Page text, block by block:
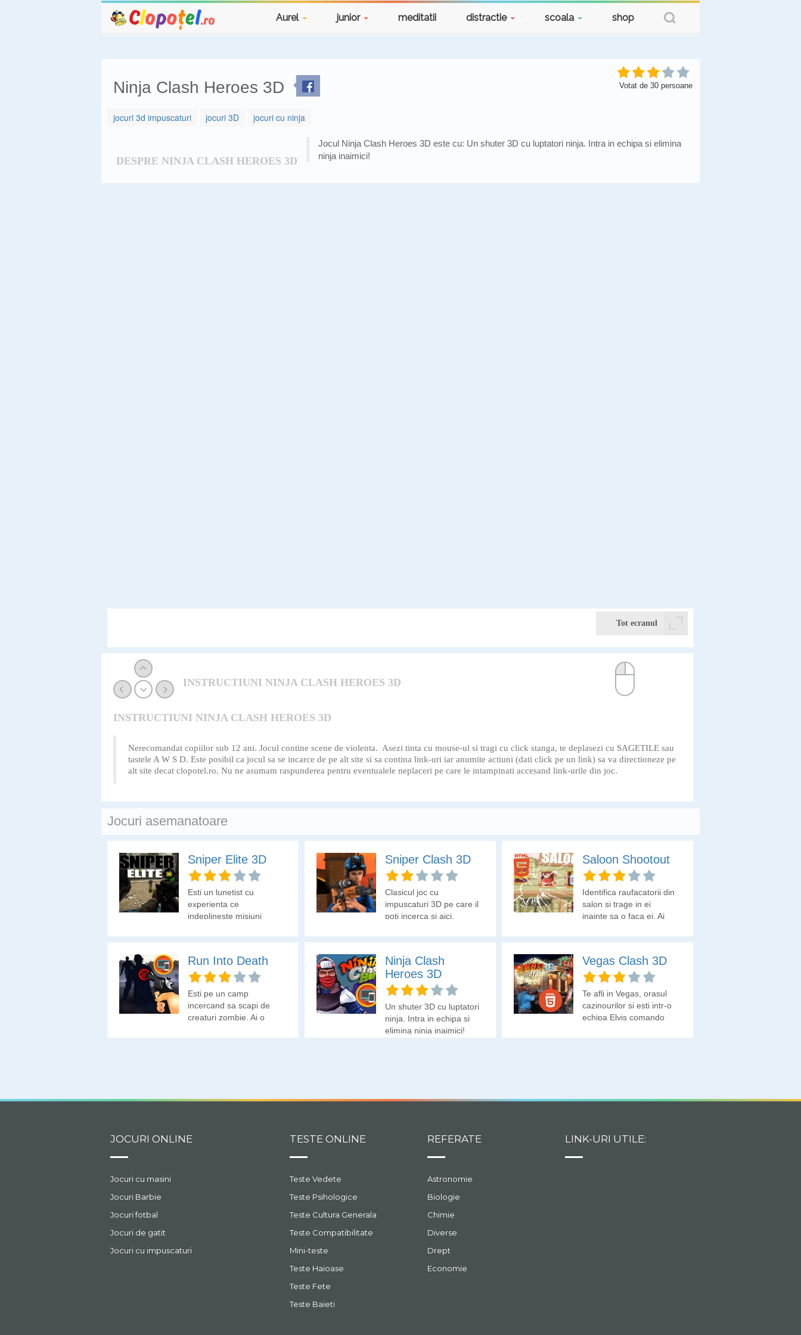
Aurel junior meditatii distractie scoala shop
Ninja Clash Heroes 3D Votat de 30 persoane
jocuri 3d impuscaturi jocuri 3D jocuri cu ninja
DESPRE NINJA CLASH HEROES 3D
Jocul Ninja Clash Heroes 3D este cu: Un shuter 3D cu luptatori ninja. Intra in echipa si elimina
ninja inaimici!
Tot ecranul
INSTRUCTIUNI NINJA CLASH HEROES 3D
INSTRUCTIUNI NINJA CLASH HEROES 3D
Nerecomandat copiilor sub 12 ani. Jocul contine scene de violenta. Asezi tinta cu mouse-ul si tragi cu click stanga, te deplasezi cu SAGETILE sau
tastele A W S D. Este posibil ca jocul sa se incarce de pe alt site si sa contina link-uri iar anumite actiuni (dati click pe un link) sa va directioneze pe
alt site decat clopotel.ro. Nu ne asumam raspunderea pentru eventualele neplaceri pe care le intampinati accesand link-urile din joc.
Jocuri asemanatoare
Sniper Elite 3D
Esti un lunetist cu
experienta ce
indeplineste misiuni
Sniper Clash 3D
Clasicul joc cu
impuscaturi 3D pe care il
poti incerca si aici.
Saloon Shootout
Identifica raufacatorii din
salon si trage in ei
inainte sa o faca ei. Ai
Run Into Death
Esti pe un camp
incercand sa scapi de
creaturi zombie. Ai o
Ninja Clash
Heroes 3D
Un shuter 3D cu luptatori
ninja. Intra in echipa si
elimina ninja inaimici!
Vegas Clash 3D
Te afli in Vegas, orasul
cazinourilor si esti intr-o
echipa Elvis comando
JOCURI ONLINE
Jocuri cu masini
Jocuri Barbie
Jocuri fotbal
Jocuri de gatit
Jocuri cu impuscaturi
TESTE ONLINE
Teste Vedete
Teste Psihologice
Teste Cultura Generala
Teste Compatibilitate
Mini-teste
Teste Haioase
Teste Fete
Teste Baieti
REFERATE
Astronomie
Biologie
Chimie
Diverse
Drept
Economie
LINK-URI UTILE: